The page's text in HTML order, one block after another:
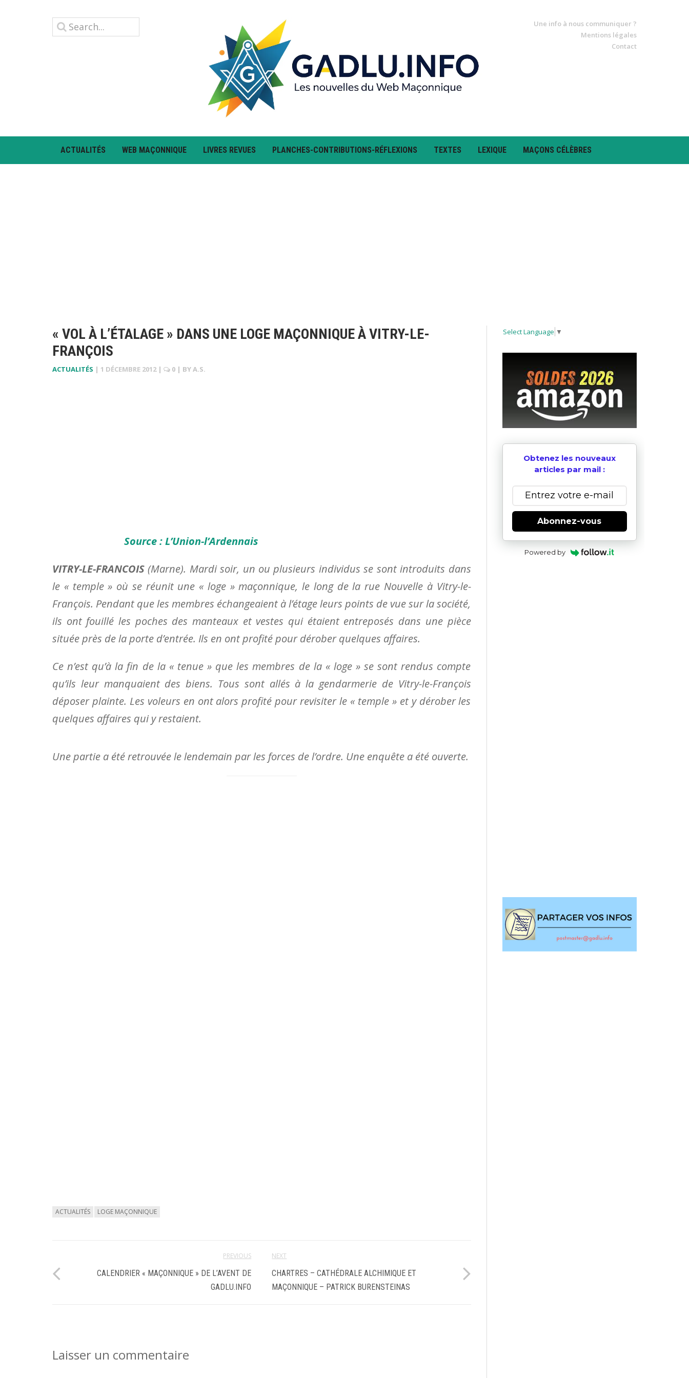
Une info à nous communiquer ?
Mentions légales
Contact
ACTUALITÉS WEB MAÇONNIQUE LIVRES REVUES PLANCHES-CONTRIBUTIONS-RÉFLEXIONS TEXTES LEXIQUE MAÇONS CÉLÈBRES
« VOL À L’ÉTALAGE » DANS UNE LOGE MAÇONNIQUE À VITRY-LE-
FRANÇOIS
ACTUALITÉS | 1 DÉCEMBRE 2012 | 0 | BYA.S.
Source : L’Union-l’Ardennais
VITRY-LE-FRANCOIS (Marne). Mardi soir, un ou plusieurs individus se sont introduits dans
le « temple » où se réunit une « loge » maçonnique, le long de la rue Nouvelle à Vitry-le-
François. Pendant que les membres échangeaient à l’étage leurs points de vue sur la société,
ils ont fouillé les poches des manteaux et vestes qui étaient entreposés dans une pièce
située près de la porte d’entrée. Ils en ont profité pour dérober quelques affaires.
Ce n’est qu’à la fin de la « tenue » que les membres de la « loge » se sont rendus compte
qu’ils leur manquaient des biens. Tous sont allés à la gendarmerie de Vitry-le-François
déposer plainte. Les voleurs en ont alors profité pour revisiter le « temple » et y dérober les
quelques affaires qui y restaient.
Une partie a été retrouvée le lendemain par les forces de l’ordre. Une enquête a été ouverte.
ACTUALITÉS LOGE MAÇONNIQUE
PREVIOUS
CALENDRIER « MAÇONNIQUE » DE L’AVENT DE
GADLU.INFO
NEXT
CHARTRES – CATHÉDRALE ALCHIMIQUE ET
MAÇONNIQUE – PATRICK BURENSTEINAS
Laisser un commentaire
Select Language ▼
Obtenez les nouveaux
articles par mail :
Abonnez-vous
Powered by